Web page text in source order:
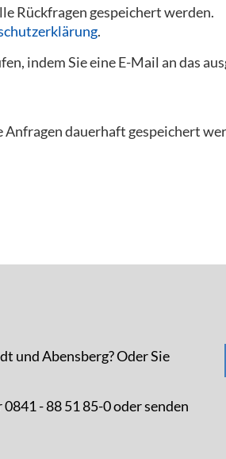
Rückfragen gespeichert werden.
.
indem Sie eine E-Mail an das
dauerhaft gespeichert
und Abensberg? Oder Sie
- 88 51 85-0 oder senden